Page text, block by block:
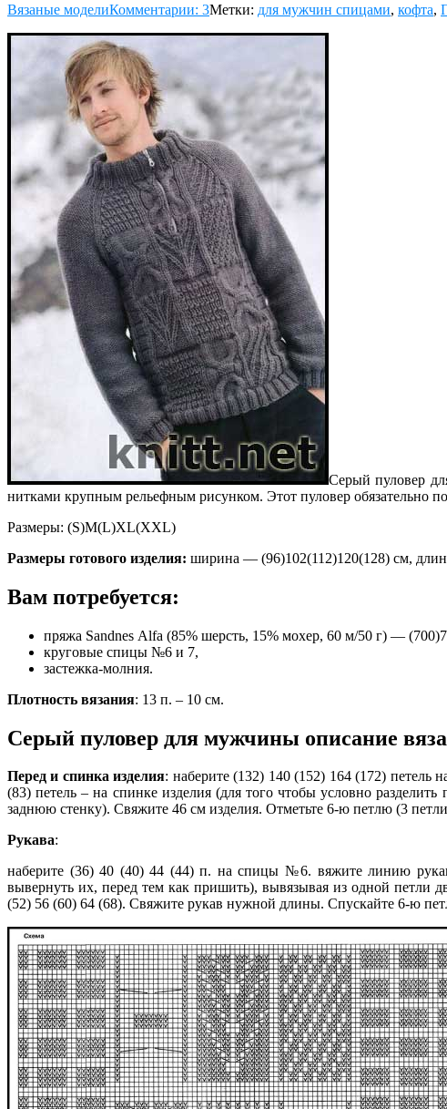
Вязаные моделиКомментарии: 3Метки: для мужчин спицами, кофта,
Серый пуловер
нитками крупным рельефным рисунком. Этот пуловер обязательно
Размеры: (S)M(L)XL(XXL)
Размеры готового изделия: ширина — (96)102(112)120(128) см,
Вам потребуется:
пряжа Sandnes Аlfa (85% шерсть, 15% мохер, 60 м/50 г) —
круговые спицы №6 и 7,
застежка-молния.
Плотность вязания: 13 п. – 10 см.
Серый пуловер для мужчины описание
Перед и спинка изделия: наберите (132) 140 (152) 164 (172)
(83) петель – на спинке изделия (для того чтобы условно
заднюю стенку). Свяжите 46 см изделия. Отметьте 6-ю петлю (3
Рукава:
наберите (36) 40 (40) 44 (44) п. на спицы №6. вяжите линию
вывернуть их, перед тем как пришить), вывязывая из одной петли
(52) 56 (60) 64 (68). Свяжите рукав нужной длины. Спускайте 6-ю